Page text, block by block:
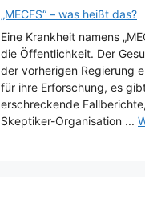
„MECFS“ – was heißt das?
Eine Krankheit namens
die Öffentlichkeit. Der
der vorherigen Regierung
für ihre Erforschung, es
erschreckende
Skeptiker-Organisation ...